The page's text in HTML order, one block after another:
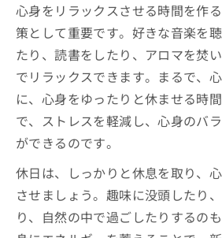
心身をリラックスさせる時間を作
策として重要です。好きな音楽を
たり、読書をしたり、アロマを焚
でリラックスできます。まるで、
に、心身をゆったりと休ませる時
で、ストレスを軽減し、心身のバ
ができるのです。
休日は、しっかりと休息を取り、
させましょう。趣味に没頭したり
り、自然の中で過ごしたりするの